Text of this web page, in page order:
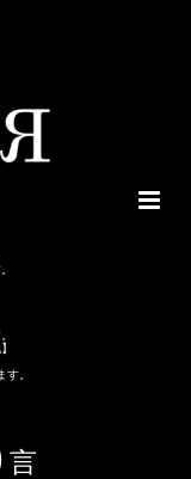
す。
言